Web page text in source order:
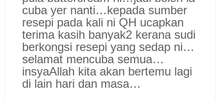
cuba yer nanti…kepada sumber
resepi pada kali ni QH ucapkan
terima kasih banyak2 kerana sudi
berkongsi resepi yang sedap ni…
selamat mencuba semua…
insyaAllah kita akan bertemu lagi
di lain hari dan masa…